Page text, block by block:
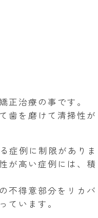
正治療の事です。
歯を磨けて清掃性が
症例に制限がありま
が高い症例には、積
不得意部分をリカバ
ています。